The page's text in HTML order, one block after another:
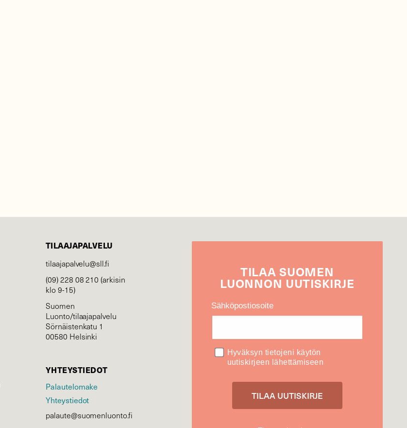
TILAAJAPALVELU
tilaajapalvelu@sll.fi
(09) 228 08 210 (arkisin
klo 9-15)
Suomen
Luonto/tilaajapalvelu
Sörnäistenkatu 1
00580 Helsinki
YHTEYSTIEDOT
Palautelomake
Yhteystiedot
palaute@suomenluonto.fi
TILAASUOMEN
LUONNON UUTIS­KIRJE
Sähköpostiosoite
Hyväksyn tietojeni käytön
uutiskirjeen lähettämiseen